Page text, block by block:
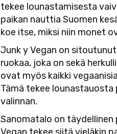
tekee lounastamisesta
paikan nauttia Suomen
koe itse, miksi niin monet
Junk y Vegan on
ruokaa, joka on sekä
ovat myös kaikki
Tämä tekee
valinnan.
Sanomatalo on